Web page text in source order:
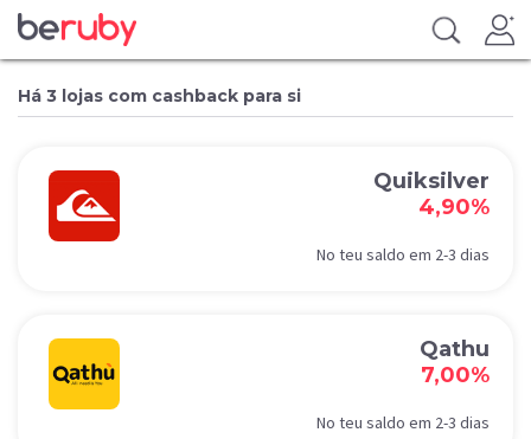
Há 3 lojas com cashback para si
Quiksilver
4,90%
No teu saldo em 2-3 dias
Qathu
7,00%
No teu saldo em 2-3 dias